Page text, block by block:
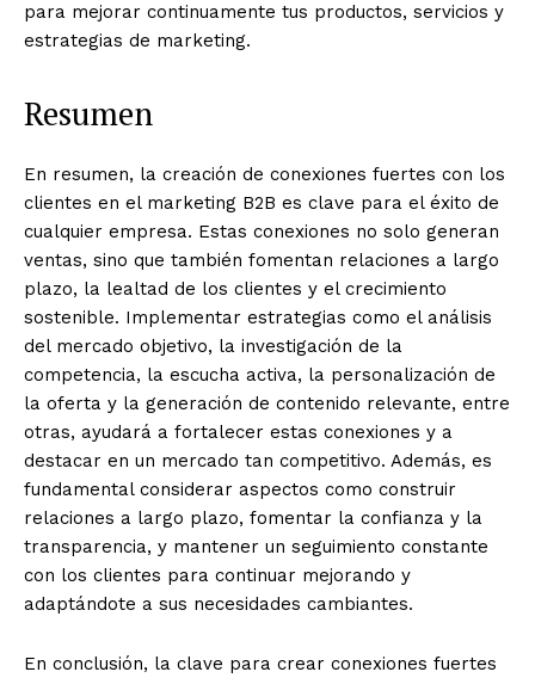
para mejorar continuamente tus productos, servicios y
estrategias de marketing.
Resumen
En resumen, la creación de conexiones fuertes con los
clientes en el marketing B2B es clave para el éxito de
cualquier empresa. Estas conexiones no solo generan
ventas, sino que también fomentan relaciones a largo
plazo, la lealtad de los clientes y el crecimiento
sostenible. Implementar estrategias como el análisis
del mercado objetivo, la investigación de la
competencia, la escucha activa, la personalización de
la oferta y la generación de contenido relevante, entre
otras, ayudará a fortalecer estas conexiones y a
destacar en un mercado tan competitivo. Además, es
fundamental considerar aspectos como construir
relaciones a largo plazo, fomentar la confianza y la
transparencia, y mantener un seguimiento constante
con los clientes para continuar mejorando y
adaptándote a sus necesidades cambiantes.
En conclusión, la clave para crear conexiones fuertes